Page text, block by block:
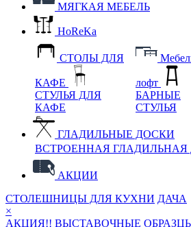
МЯГКАЯ МЕБЕЛЬ
HoReKa
СТОЛЫ ДЛЯ
КАФЕ
СТУЛЬЯ ДЛЯ
КАФЕ
лофт
БАРНЫЕ
СТУЛЬЯ
ГЛАДИЛЬНЫЕ ДОСКИ
ВСТРОЕННАЯ ГЛАДИЛЬНАЯ
АКЦИИ
СТОЛЕШНИЦЫ ДЛЯ КУХНИ ДАЧА
×
АКЦИЯ!! ВЫСТАВОЧНЫЕ